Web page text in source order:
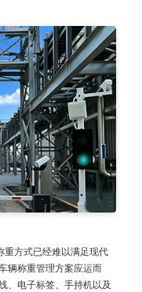
重方式已经难以满足现代
辆称重管理方案应运而
、电子标签、手持机以及